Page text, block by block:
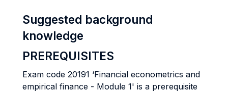
Suggested background
knowledge
PREREQUISITES
Exam code 20191 ‘Financial econometrics and
empirical finance - Module 1' is a prerequisite